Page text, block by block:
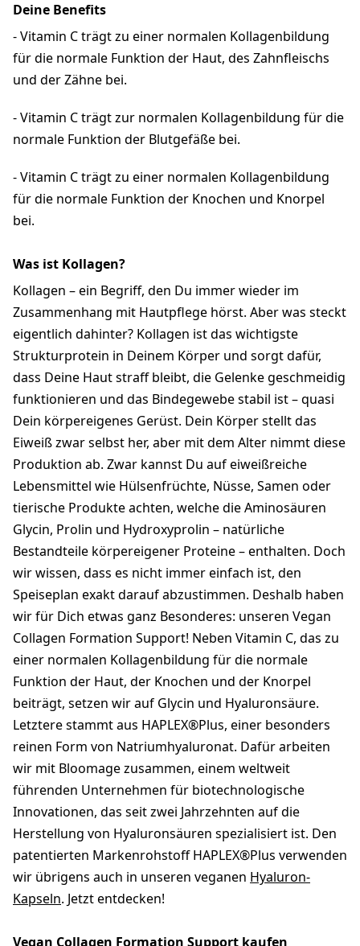
Deine Benefits
- Vitamin C trägt zu einer normalen Kollagenbildung
für die normale Funktion der Haut, des Zahnfleischs
und der Zähne bei.
- Vitamin C trägt zur normalen Kollagenbildung für die
normale Funktion der Blutgefäße bei.
- Vitamin C trägt zu einer normalen Kollagenbildung
für die normale Funktion der Knochen und Knorpel
bei.
Was ist Kollagen?
Kollagen – ein Begriff, den Du immer wieder im
Zusammenhang mit Hautpflege hörst. Aber was steckt
eigentlich dahinter? Kollagen ist das wichtigste
Strukturprotein in Deinem Körper und sorgt dafür,
dass Deine Haut straff bleibt, die Gelenke geschmeidig
funktionieren und das Bindegewebe stabil ist – quasi
Dein körpereigenes Gerüst. Dein Körper stellt das
Eiweiß zwar selbst her, aber mit dem Alter nimmt diese
Produktion ab. Zwar kannst Du auf eiweißreiche
Lebensmittel wie Hülsenfrüchte, Nüsse, Samen oder
tierische Produkte achten, welche die Aminosäuren
Glycin, Prolin und Hydroxyprolin – natürliche
Bestandteile körpereigener Proteine – enthalten. Doch
wir wissen, dass es nicht immer einfach ist, den
Speiseplan exakt darauf abzustimmen. Deshalb haben
wir für Dich etwas ganz Besonderes: unseren Vegan
Collagen Formation Support! Neben Vitamin C, das zu
einer normalen Kollagenbildung für die normale
Funktion der Haut, der Knochen und der Knorpel
beiträgt, setzen wir auf Glycin und Hyaluronsäure.
Letztere stammt aus HAPLEX®Plus, einer besonders
reinen Form von Natriumhyaluronat. Dafür arbeiten
wir mit Bloomage zusammen, einem weltweit
führenden Unternehmen für biotechnologische
Innovationen, das seit zwei Jahrzehnten auf die
Herstellung von Hyaluronsäuren spezialisiert ist. Den
patentierten Markenrohstoff HAPLEX®Plus verwenden
wir übrigens auch in unseren veganen Hyaluron-
Kapseln. Jetzt entdecken!
Vegan Collagen Formation Support kaufen